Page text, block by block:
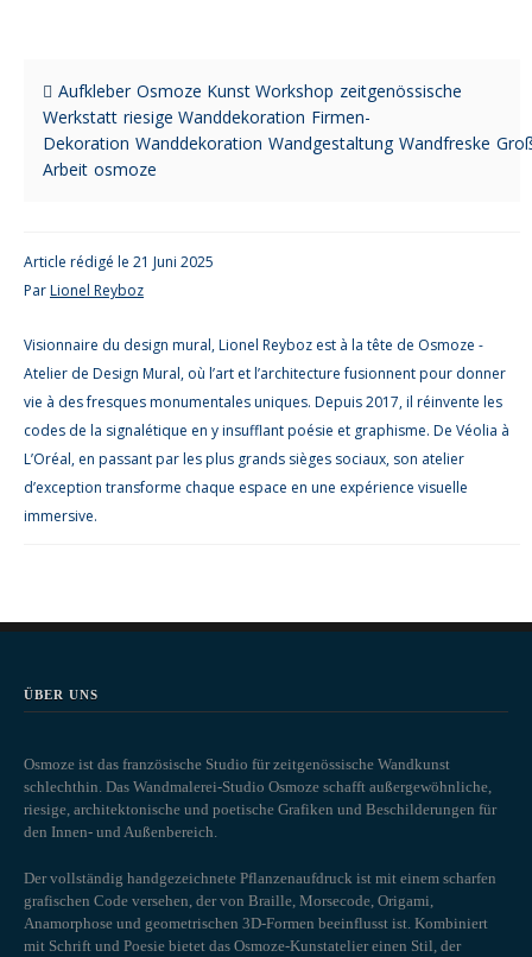
Aufkleber Osmoze Kunst Workshop zeitgenössische
Werkstatt riesige Wanddekoration Firmen-
Dekoration Wanddekoration Wandgestaltung Wandfreske
Arbeit osmoze
Article rédigé le 21 Juni 2025
ParLionel Reyboz
Visionnaire du design mural, Lionel Reyboz est à la tête de Osmoze -
Atelier de Design Mural, où l’art et l’architecture fusionnent pour donner
vie à des fresques monumentales uniques. Depuis 2017, il réinvente les
codes de la signalétique en y insufflant poésie et graphisme. De Véolia à
L’Oréal, en passant par les plus grands sièges sociaux, son atelier
d’exception transforme chaque espace en une expérience visuelle
immersive.
ÜBER UNS
Osmoze ist das französische Studio für zeitgenössische Wandkunst
schlechthin. Das Wandmalerei-Studio Osmoze schafft außergewöhnliche,
riesige, architektonische und poetische Grafiken und Beschilderungen für
den Innen- und Außenbereich.
Der vollständig handgezeichnete Pflanzenaufdruck ist mit einem scharfen
grafischen Code versehen, der von Braille, Morsecode, Origami,
Anamorphose und geometrischen 3D-Formen beeinflusst ist. Kombiniert
mit Schrift und Poesie bietet das Osmoze-Kunstatelier einen Stil, der